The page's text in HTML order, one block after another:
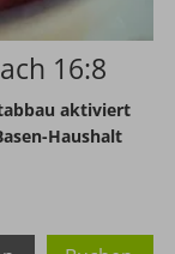
16:8
aktiviert
Haushalt